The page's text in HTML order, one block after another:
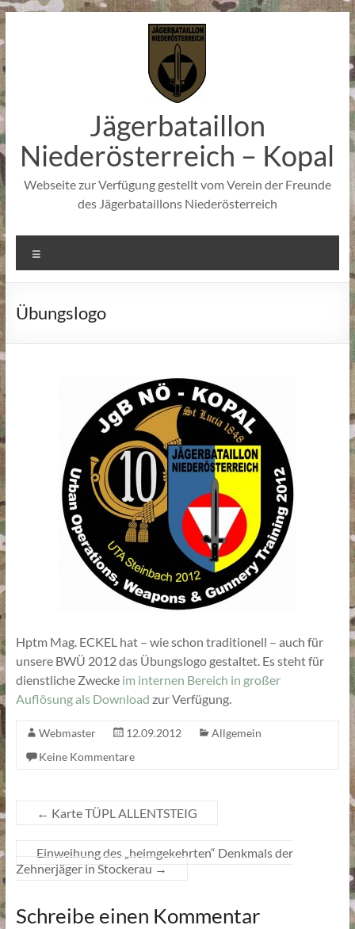
Zum
springen
Jägerbataillon
Niederösterreich – Kopal
Webseite zur Verfügung gestellt vom Verein der Freunde
des Jägerbataillons Niederösterreich
Übungslogo
Hptm Mag. ECKEL hat – wie schon traditionell – auch für
unsere BWÜ 2012 das Übungslogo gestaltet. Es steht für
dienstliche Zwecke im internen Bereich in großer
Auflösung als Download zur Verfügung.
Webmaster 12.09.2012
Allgemein
Keine Kommentare
← Karte TÜPL ALLENTSTEIG
Einweihung des „heimgekehrten“ Denkmals der
Zehnerjäger in Stockerau →
Schreibe einen Kommentar